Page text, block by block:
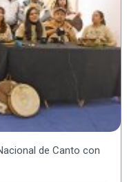
de Canto con